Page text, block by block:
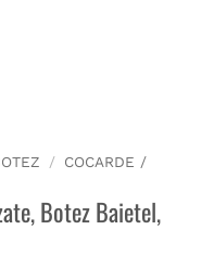
/ COCARDE /
Botez Baietel,